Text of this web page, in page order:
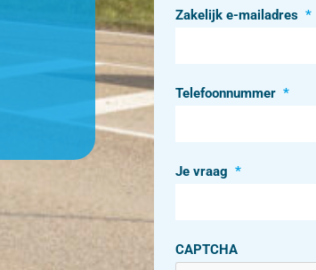
Zakelijk e-mailadres *
Telefoonnummer *
Je vraag *
CAPTCHA